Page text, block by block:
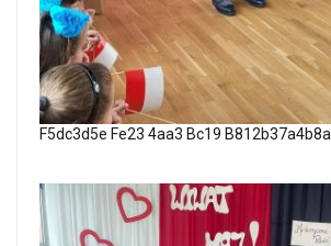
F5dc3d5e Fe23 4aa3 Bc19 B812b37a4b8a